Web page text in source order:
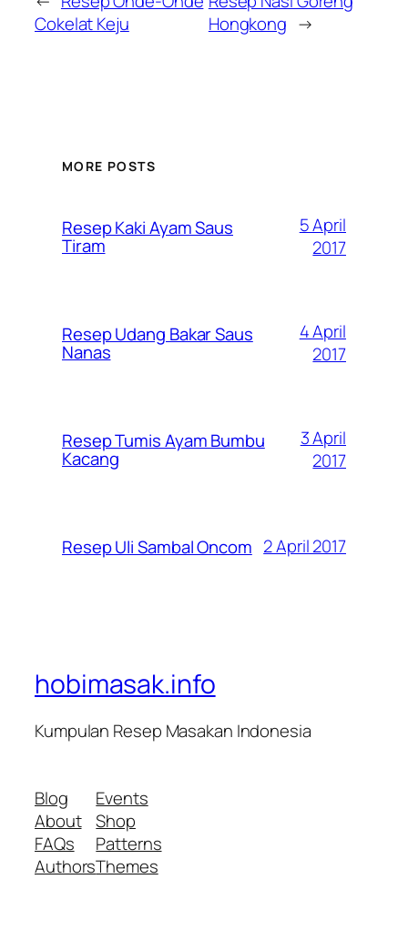
Cokelat Keju
Hongkong →
MORE POSTS
Resep Kaki Ayam Saus
Tiram
5 April
2017
Resep Udang Bakar Saus
Nanas
4 April
2017
Resep Tumis Ayam Bumbu
Kacang
3 April
2017
Resep Uli Sambal Oncom 2 April 2017
hobimasak.info
Kumpulan Resep Masakan Indonesia
Blog
About
FAQs
Authors
Events
Shop
Patterns
Themes